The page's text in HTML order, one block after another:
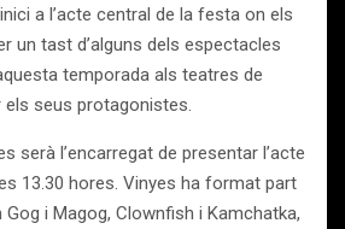
a l’acte central de la festa on els
un tast d’alguns dels espectacles
temporada als teatres de
els seus protagonistes.
serà l’encarregat de presentar l’acte
13.30 hores. Vinyes ha format part
i Magog, Clownfish i Kamchatka,